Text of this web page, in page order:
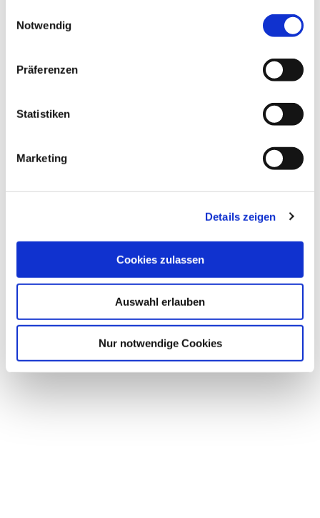
Notwendig
Präferenzen
Statistiken
Marketing
Details zeigen
Cookies zulassen
Auswahl erlauben
Nur notwendige Cookies